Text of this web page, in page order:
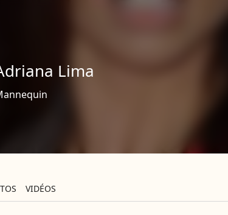
Lima
VIDÉOS